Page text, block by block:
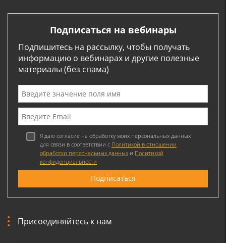
Подписаться на вебинары
Подпишитесь на рассылку, чтобы получать
информацию о вебинарах и другие полезные
материалы (без спама)
Я даю согласие на обработку моих персональных данных
для связи в соответствии с Политикой в отношении
обработки персональных данных и Политикой
конфиденциальности
Присоединяйтесь к нам